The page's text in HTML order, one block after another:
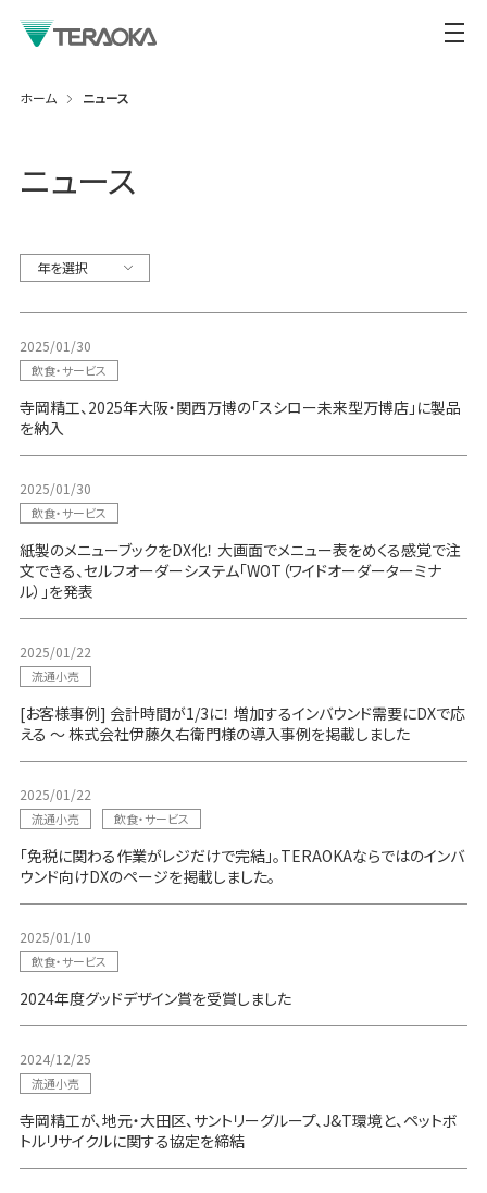
ホーム ニュース
ニュース
年を選択
2025/01/30
飲食・サービス
寺岡精工、2025年大阪・関西万博の「スシロー未来型万博店」に製品
を納入
2025/01/30
飲食・サービス
紙製のメニューブックをDX化！ 大画面でメニュー表をめくる感覚で注
文できる、セルフオーダーシステム「WOT（ワイドオーダーターミナ
ル）」を発表
2025/01/22
流通小売
[お客様事例] 会計時間が1/3に！ 増加するインバウンド需要にDXで応
える ～ 株式会社伊藤久右衛門様の導入事例を掲載しました
2025/01/22
流通小売 飲食・サービス
「免税に関わる作業がレジだけで完結」。TERAOKAならではのインバ
ウンド向けDXのページを掲載しました。
2025/01/10
飲食・サービス
2024年度グッドデザイン賞を受賞しました
2024/12/25
流通小売
寺岡精工が、地元・大田区、サントリーグループ、J&T環境と、ペットボ
トルリサイクルに関する協定を締結